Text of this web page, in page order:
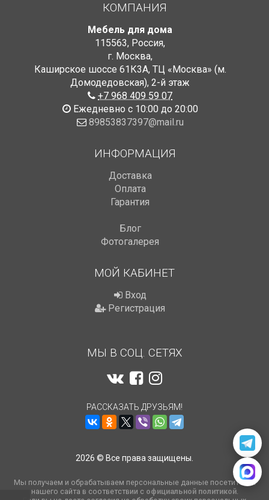
КОМПАНИЯ
Мебель для дома
115563, Россия,
г. Москва,
Каширское шоссе 61К3А, ТЦ «Москва» (м.
Домодедовская), 2-й этаж
+7 968 409 59 07
Ежедневно с 10:00 до 20:00
89853837397@mail.ru
ИНФОРМАЦИЯ
Доставка
Оплата
Гарантия
Блог
Фотогалерея
МОЙ КАБИНЕТ
Вход
Регистрация
МЫ В СОЦ. СЕТЯХ
РАССКАЗАТЬ ДРУЗЬЯМ!
2026 © Все права защищены.
Мы получаем и обрабатываем персональные данные посетителей
нашего сайта в соответствии с официальной политикой.